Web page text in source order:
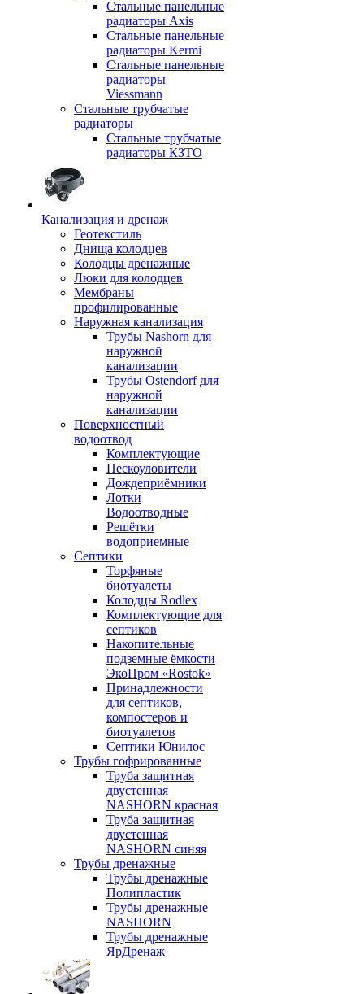
Стальные панельные
радиаторы Axis
Стальные панельные
радиаторы Kermi
Стальные панельные
радиаторы
Viessmann
Стальные трубчатые
радиаторы
Стальные трубчатые
радиаторы КЗТО
Канализация и дренаж
Геотекстиль
Днища колодцев
Колодцы дренажные
Люки для колодцев
Мембраны
профилированные
Наружная канализация
Трубы Nashorn для
наружной
канализации
Трубы Ostendorf для
наружной
канализации
Поверхностный
водоотвод
Комплектующие
Пескоуловители
Дождеприёмники
Лотки
Водоотводные
Решётки
водоприемные
Септики
Торфяные
биотуалеты
Колодцы Rodlex
Комплектующие для
септиков
Накопительные
подземные ёмкости
ЭкоПром «Rostok»
Принадлежности
для септиков,
компостеров и
биотуалетов
Септики Юнилос
Трубы гофрированные
Труба защитная
двустенная
NASHORN красная
Труба защитная
двустенная
NASHORN синяя
Трубы дренажные
Трубы дренажные
Полипластик
Трубы дренажные
NASHORN
Трубы дренажные
ЯрДренаж